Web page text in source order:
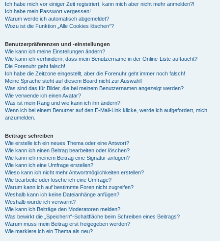
Ich habe mich vor einiger Zeit registriert, kann mich aber nicht mehr anmelden?!
Ich habe mein Passwort vergessen!
Warum werde ich automatisch abgemeldet?
Wozu ist die Funktion „Alle Cookies löschen“?
Benutzerpräferenzen und -einstellungen
Wie kann ich meine Einstellungen ändern?
Wie kann ich verhindern, dass mein Benutzername in der Online-Liste auftaucht?
Die Forenuhr geht falsch!
Ich habe die Zeitzone eingestellt, aber die Forenuhr geht immer noch falsch!
Meine Sprache steht auf diesem Board nicht zur Auswahl!
Was sind das für Bilder, die bei meinem Benutzernamen angezeigt werden?
Wie verwende ich einen Avatar?
Was ist mein Rang und wie kann ich ihn ändern?
Wenn ich bei einem Benutzer auf den E-Mail-Link klicke, werde ich aufgefordert, mich
anzumelden.
Beiträge schreiben
Wie erstelle ich ein neues Thema oder eine Antwort?
Wie kann ich einen Beitrag bearbeiten oder löschen?
Wie kann ich meinem Beitrag eine Signatur anfügen?
Wie kann ich eine Umfrage erstellen?
Wieso kann ich nicht mehr Antwortmöglichkeiten erstellen?
Wie bearbeite oder lösche ich eine Umfrage?
Warum kann ich auf bestimmte Foren nicht zugreifen?
Weshalb kann ich keine Dateianhänge anfügen?
Weshalb wurde ich verwarnt?
Wie kann ich Beiträge den Moderatoren melden?
Was bewirkt die „Speichern“-Schaltfläche beim Schreiben eines Beitrags?
Warum muss mein Beitrag erst freigegeben werden?
Wie markiere ich ein Thema als neu?